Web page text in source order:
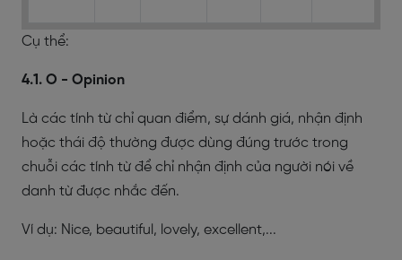
Cụ thể:
4.1. O - Opinion
Là các tính từ chỉ quan điểm, sự dánh giá, nhận định
hoặc thái độ thường được dùng đúng trước trong
chuỗi các tính từ để chỉ nhận định của người nói về
danh từ được nhắc đến.
Ví dụ: Nice, beautiful, lovely, excellent,...